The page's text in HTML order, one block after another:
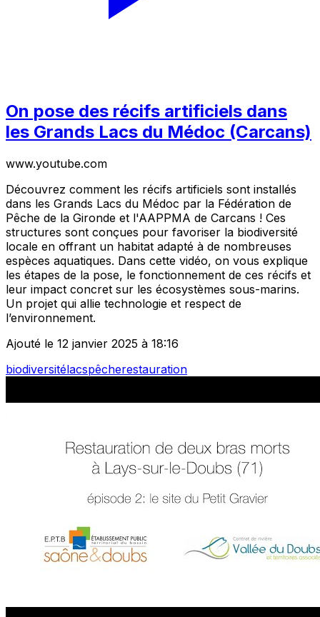
On pose des récifs artificiels dans
les Grands Lacs du Médoc (Carcans)
www.youtube.com
Découvrez comment les récifs artificiels sont installés
dans les Grands Lacs du Médoc par la Fédération de
Pêche de la Gironde et l'AAPPMA de Carcans ! Ces
structures sont conçues pour favoriser la biodiversité
locale en offrant un habitat adapté à de nombreuses
espèces aquatiques. Dans cette vidéo, on vous explique
les étapes de la pose, le fonctionnement de ces récifs et
leur impact concret sur les écosystèmes sous-marins.
Un projet qui allie technologie et respect de
l’environnement.
Ajouté le 12 janvier 2025 à 18:16
biodiversitélacspêcherestauration